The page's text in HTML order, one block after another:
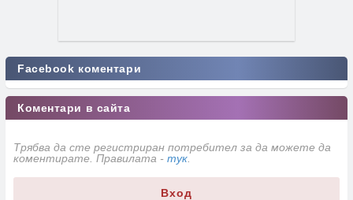
Facebook коментари
Коментари в сайта
Трябва да сте регистриран потребител за да можете да
коментирате. Правилата - тук
Вход